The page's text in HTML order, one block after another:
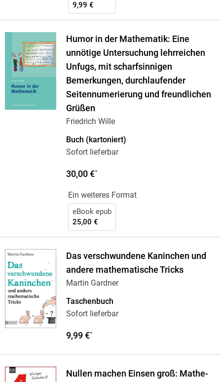
9,99 €
Humor in der Mathematik: Eine
unnötige Untersuchung lehrreichen
Unfugs, mit scharfsinnigen
Bemerkungen, durchlaufender
Seitennumerierung und freundlichen
Grüßen
Friedrich Wille
Buch (kartoniert)
Sofort lieferbar
30,00 €*
Ein weiteres Format
eBook epub
25,00 €
Das verschwundene Kaninchen und
andere mathematische Tricks
Martin Gardner
Taschenbuch
Sofort lieferbar
9,99 €*
Nullen machen Einsen groß: Mathe-